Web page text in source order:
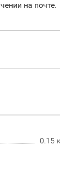
на почте.
0.15